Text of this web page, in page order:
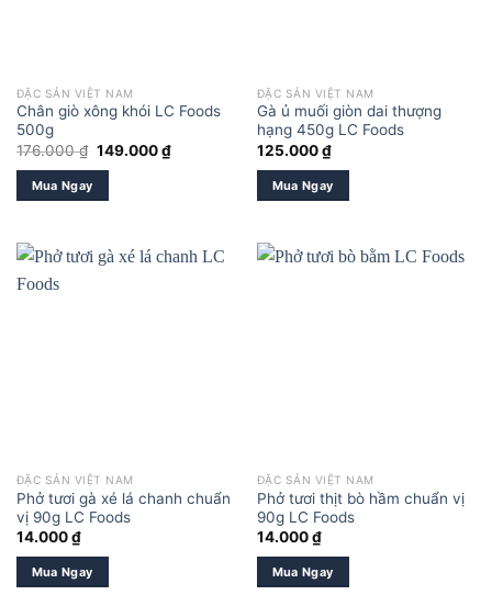
ĐẶC SẢN VIỆT NAM
Chân giò xông khói LC Foods
500g
176.000₫ Giá
149.000₫Giá
hiện
Mua Ngay
ĐẶC SẢN VIỆT NAM
Gà ủ muối giòn dai thượng
hạng 450g LC Foods
125.000₫
Mua Ngay
ĐẶC SẢN VIỆT NAM
Phở tươi gà xé lá chanh chuẩn
vị 90g LC Foods
14.000₫
Mua Ngay
ĐẶC SẢN VIỆT NAM
Phở tươi thịt bò hầm chuẩn vị
90g LC Foods
14.000₫
Mua Ngay